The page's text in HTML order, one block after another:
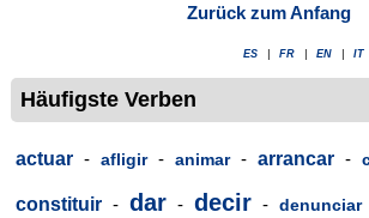
Zurück zum Anfang
ES FR EN IT
Häufigste Verben
actuar - afligir - animar - arrancar -
constituir - dar - decir - denunciar